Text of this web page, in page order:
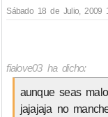
Sábado 18 de Julio, 2009
fialove03 ha dicho:
aunque seas
jajajaja no